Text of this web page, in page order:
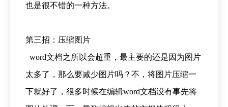
也是很不错的一种方法。
第三招：压缩图片
word文档之所以会超重，最主要的还是因为图片
太多了，那么要减少图片吗？不，将图片压缩一
下就好了，很多时候在编辑word文档没有事先将